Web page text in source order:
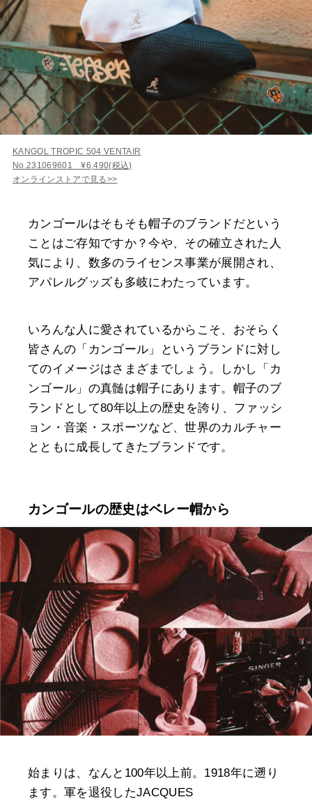
KANGOL TROPIC 504 VENTAIR
No.231069601 ¥6,490(税込)
オンラインストアで見る>>
カンゴールはそもそも帽子のブランドだという
ことはご存知ですか？今や、その確立された人
気により、数多のライセンス事業が展開され、
アパレルグッズも多岐にわたっています。
いろんな人に愛されているからこそ、おそらく
皆さんの「カンゴール」というブランドに対し
てのイメージはさまざまでしょう。しかし「カ
ンゴール」の真髄は帽子にあります。帽子のブ
ランドとして80年以上の歴史を誇り、ファッシ
ョン・音楽・スポーツなど、世界のカルチャー
とともに成長してきたブランドです。
カンゴールの歴史はベレー帽から
始まりは、なんと100年以上前。1918年に遡り
ます。軍を退役したJACQUES